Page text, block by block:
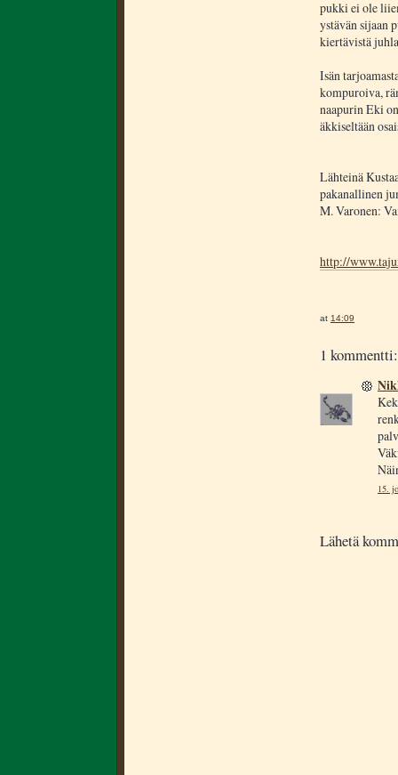
pukki ei ole
ystävän sijaan
kiertävistä
Isän
kompuroiva,
naapurin Eki
äkkiseltään
Lähteinä
pakanallinen
M. Varonen:
http://
at 14:09
1 kommentti:
15.
Lähetä